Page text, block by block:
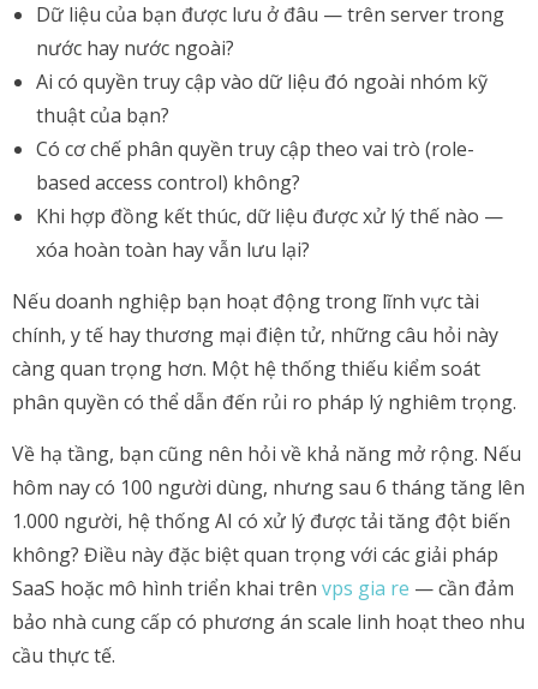
Dữ liệu của bạn được lưu ở đâu — trên server trong
nước hay nước ngoài?
Ai có quyền truy cập vào dữ liệu đó ngoài nhóm kỹ
thuật của bạn?
Có cơ chế phân quyền truy cập theo vai trò (role-
based access control) không?
Khi hợp đồng kết thúc, dữ liệu được xử lý thế nào —
xóa hoàn toàn hay vẫn lưu lại?
Nếu doanh nghiệp bạn hoạt động trong lĩnh vực tài
chính, y tế hay thương mại điện tử, những câu hỏi này
càng quan trọng hơn. Một hệ thống thiếu kiểm soát
phân quyền có thể dẫn đến rủi ro pháp lý nghiêm trọng.
Về hạ tầng, bạn cũng nên hỏi về khả năng mở rộng. Nếu
hôm nay có 100 người dùng, nhưng sau 6 tháng tăng lên
1.000 người, hệ thống AI có xử lý được tải tăng đột biến
không? Điều này đặc biệt quan trọng với các giải pháp
SaaS hoặc mô hình triển khai trên vps gia re — cần đảm
bảo nhà cung cấp có phương án scale linh hoạt theo nhu
cầu thực tế.